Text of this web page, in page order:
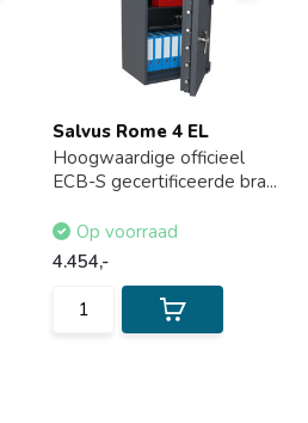
Salvus Rome 4 EL
Hoogwaardige officieel
ECB-S gecertificeerde bra...
Op voorraad
4.454,-